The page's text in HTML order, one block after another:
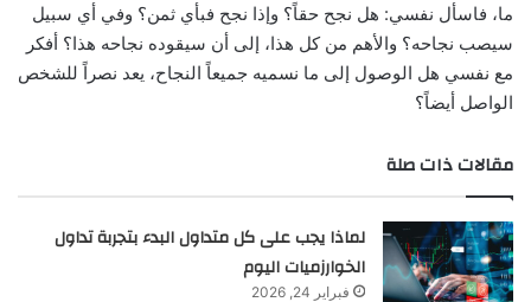
ما، فاسأل نفسي: هل نجح حقاً؟ وإذا نجح فبأي ثمن؟ وفي أي سبيل
سيصب نجاحه؟ والأهم من كل هذا، إلى أن سيقوده نجاحه هذا؟ أفكر
مع نفسي هل الوصول إلى ما نسميه جميعاً النجاح، يعد نصراً للشخص
الواصل أيضاً؟
مقالات ذات صلة
لماذا يجب على كل متداول البدء بتجربة تداول
الخوارزميات اليوم
فبراير 24, 2026